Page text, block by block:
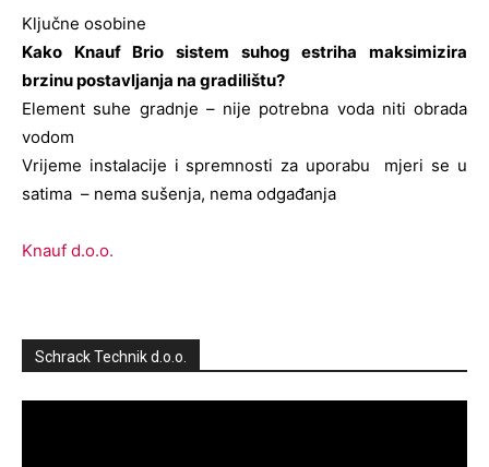
Ključne osobine
Kako Knauf Brio sistem suhog estriha maksimizira
brzinu postavljanja na gradilištu?
Element suhe gradnje – nije potrebna voda niti obrada
vodom
Vrijeme instalacije i spremnosti za uporabu mjeri se u
satima – nema sušenja, nema odgađanja
Knauf d.o.o.
Schrack Technik d.o.o.